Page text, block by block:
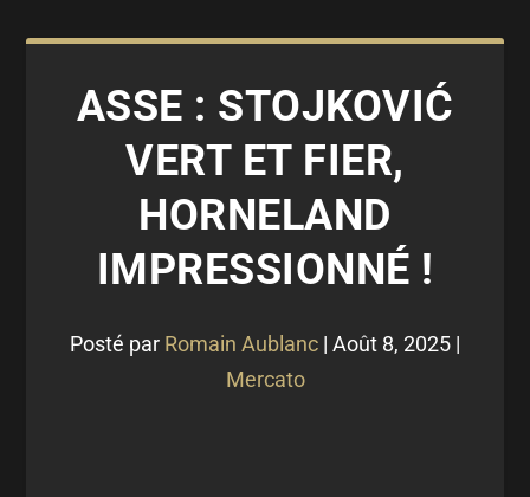
ASSE : STOJKOVIĆ
VERT ET FIER,
HORNELAND
IMPRESSIONNÉ !
Posté par Romain Aublanc | Août 8, 2025 |
Mercato